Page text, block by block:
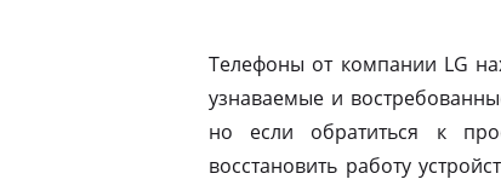
Телефоны от компании LG
узнаваемые и
но если обратиться к
восстановить работу